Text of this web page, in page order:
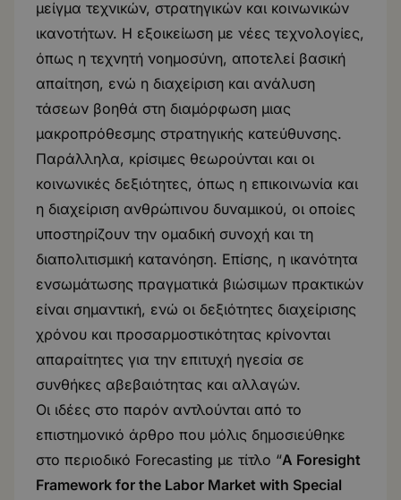
μείγμα τεχνικών, στρατηγικών και κοινωνικών
ικανοτήτων. Η εξοικείωση με νέες τεχνολογίες,
όπως η τεχνητή νοημοσύνη, αποτελεί βασική
απαίτηση, ενώ η διαχείριση και ανάλυση
τάσεων βοηθά στη διαμόρφωση μιας
μακροπρόθεσμης στρατηγικής κατεύθυνσης.
Παράλληλα, κρίσιμες θεωρούνται και οι
κοινωνικές δεξιότητες, όπως η επικοινωνία και
η διαχείριση ανθρώπινου δυναμικού, οι οποίες
υποστηρίζουν την ομαδική συνοχή και τη
διαπολιτισμική κατανόηση. Επίσης, η ικανότητα
ενσωμάτωσης πραγματικά βιώσιμων πρακτικών
είναι σημαντική, ενώ οι δεξιότητες διαχείρισης
χρόνου και προσαρμοστικότητας κρίνονται
απαραίτητες για την επιτυχή ηγεσία σε
συνθήκες αβεβαιότητας και αλλαγών.
Οι ιδέες στο παρόν αντλούνται από το
επιστημονικό άρθρο που μόλις δημοσιεύθηκε
στο περιοδικό Forecasting με τίτλο “A Foresight
Framework for the Labor Market with Special